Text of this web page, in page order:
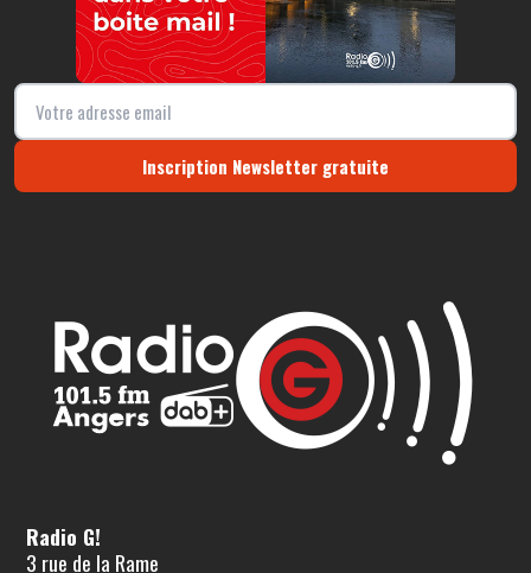
Inscription Newsletter gratuite
Radio G!
3 rue de la Rame